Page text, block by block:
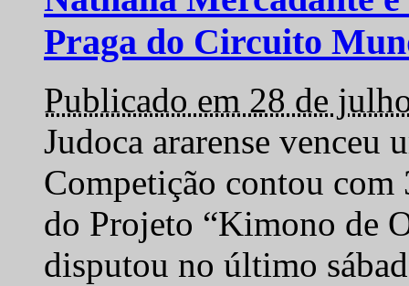
Praga do Circuito
Publicado em 28 de
Judoca ararense venceu
Competição contou com
do Projeto “Kimono de
disputou no último